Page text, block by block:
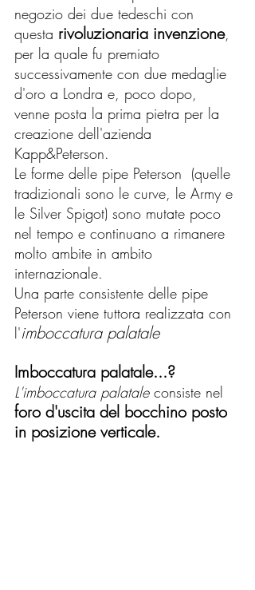
negozio dei due tedeschi con
questa rivoluzionaria invenzione,
per la quale fu premiato
successivamente con due medaglie
d'oro a Londra e, poco dopo,
venne posta la prima pietra per la
creazione dell'azienda
Kapp&Peterson.
Le forme delle pipe Peterson  (quelle
tradizionali sono le curve, le Army e
le Silver Spigot) sono mutate poco
nel tempo e continuano a rimanere
molto ambite in ambito
internazionale.
Una parte consistente delle pipe
Peterson viene tuttora realizzata con
l'imboccatura palatale
Imboccatura palatale...?
L'imboccatura palatale consiste nel
foro d'uscita del bocchino posto
in posizione verticale.